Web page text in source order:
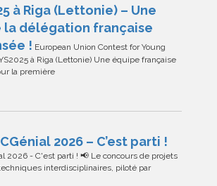
à Riga (Lettonie) – Une
la délégation française
! European Union Contest for Young
à Riga (Lettonie) Une équipe française
la première
2026 – C’est parti !
2026 - C'est parti ! 📢 Le concours de projets
interdisciplinaires, piloté par